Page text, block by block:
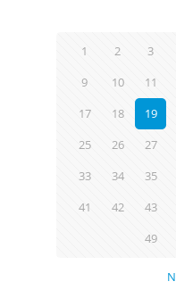
1 2 3
9
10 11
17
18 19
25
26 27
33
34 35
41
42 43
49